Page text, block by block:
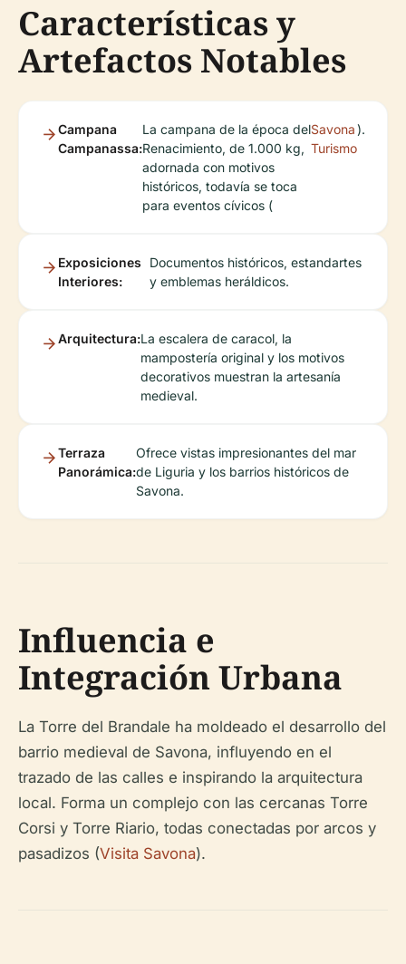
Características y
Artefactos Notables
Campana
Campanassa:
La campana de la época del
Renacimiento, de 1.000 kg,
adornada con motivos
históricos, todavía se toca
para eventos cívicos (
Savona
Turismo
).
Exposiciones
Interiores:
Documentos históricos, estandartes
y emblemas heráldicos.
Arquitectura:La escalera de caracol, la
mampostería original y los motivos
decorativos muestran la artesanía
medieval.
Terraza
Panorámica:
Ofrece vistas impresionantes del mar
de Liguria y los barrios históricos de
Savona.
Influencia e
Integración Urbana
La Torre del Brandale ha moldeado el desarrollo del
barrio medieval de Savona, influyendo en el
trazado de las calles e inspirando la arquitectura
local. Forma un complejo con las cercanas Torre
Corsi y Torre Riario, todas conectadas por arcos y
pasadizos (Visita Savona).